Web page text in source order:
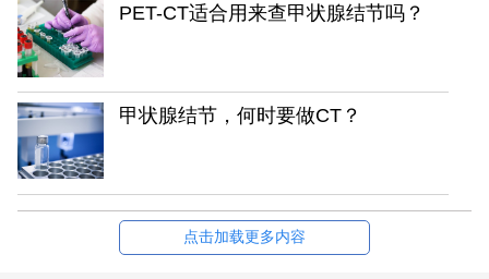
PET-CT适合用来查甲状腺结节吗？
甲状腺结节，何时要做CT？
点击加载更多内容